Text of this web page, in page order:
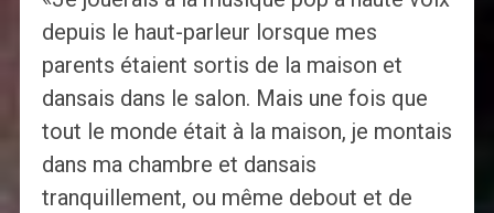
depuis le haut-parleur lorsque mes
parents étaient sortis de la maison et
dansais dans le salon. Mais une fois que
tout le monde était à la maison, je montais
dans ma chambre et dansais
tranquillement, ou même debout et de